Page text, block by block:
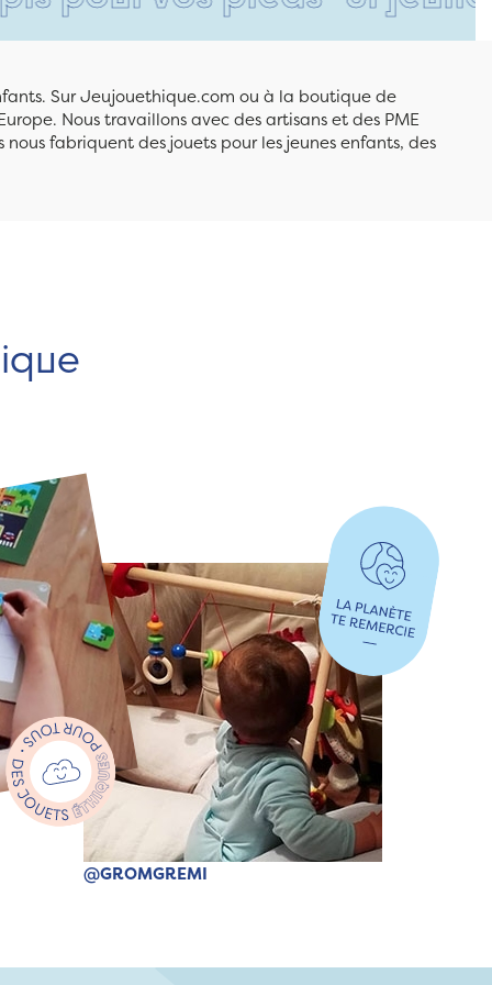
Sur Jeujouethique.com ou à la boutique de
Nous travaillons avec des artisans et des PME
fabriquent des jouets pour les jeunes enfants, des
@GROMGREMI